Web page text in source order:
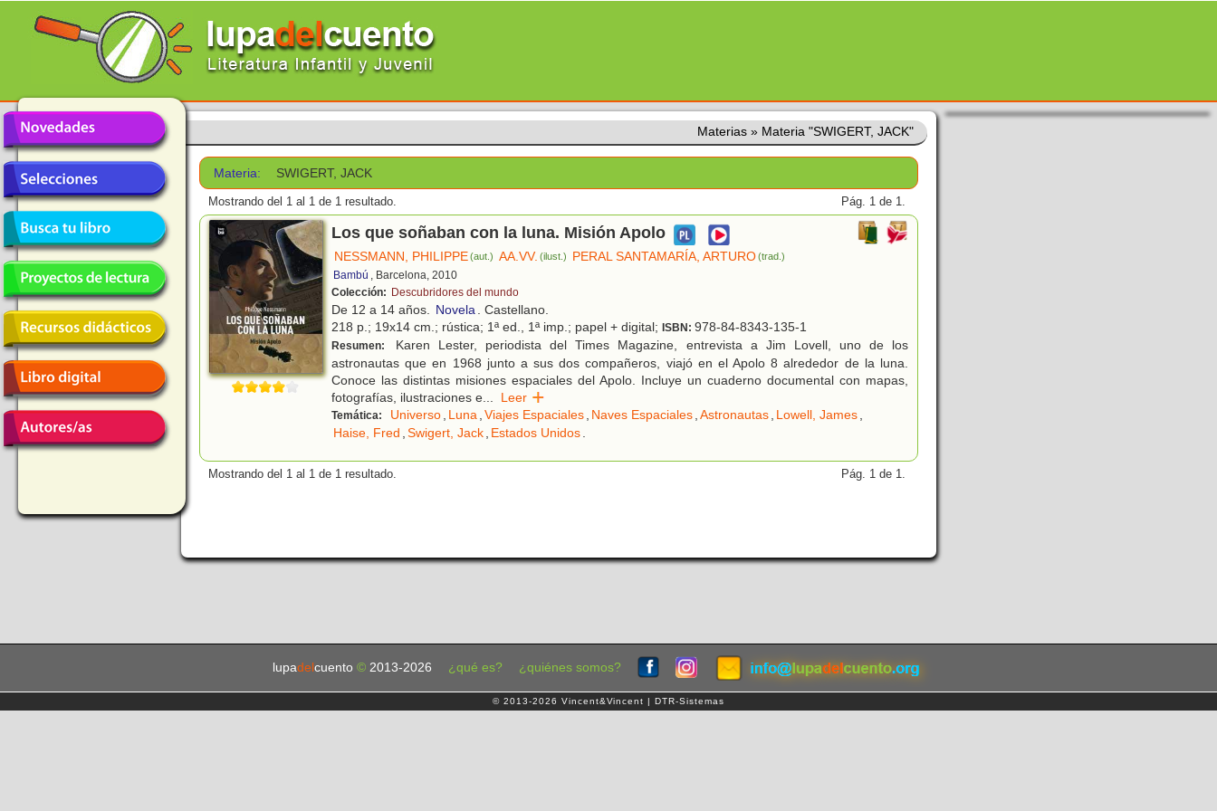
Materias » Materia "SWIGERT, JACK"
Materia: SWIGERT, JACK
Mostrando del 1 al 1 de 1 resultado. Pág. 1 de 1.
Los que soñaban con la luna. Misión Apolo
NESSMANN, PHILIPPE(aut.) AA.VV. (ilust.) PERAL SANTAMARÍA, ARTURO (trad.)
Bambú , Barcelona, 2010
Colección: Descubridores del mundo
De 12 a 14 años. Novela. Castellano.
218 p.; 19x14 cm.; rústica; 1ª ed., 1ª imp.; papel + digital; ISBN: 978-84-8343-135-1
Resumen:
Karen Lester, periodista del Times Magazine, entrevista a Jim Lovell, uno de los
astronautas que en 1968 junto a sus dos compañeros, viajó en el Apolo 8 alrededor de la luna.
Conoce las distintas misiones espaciales del Apolo. Incluye un cuaderno documental con mapas,
fotografías, ilustraciones e... Leer
Temática: Universo, Luna,Viajes Espaciales, Naves Espaciales,Astronautas, Lowell, James,
Haise, Fred ,Swigert, Jack, Estados Unidos.
Mostrando del 1 al 1 de 1 resultado. Pág. 1 de 1.
lupadel cuento © 2013-2026 ¿qué es? ¿quiénes somos?
© 2013-2026 Vincent&Vincent | DTR-Sistemas